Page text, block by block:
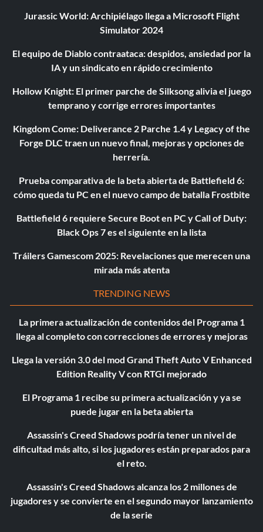
Jurassic World: Archipiélago llega a Microsoft Flight
Simulator 2024
El equipo de Diablo contraataca: despidos, ansiedad por la
IA y un sindicato en rápido crecimiento
Hollow Knight: El primer parche de Silksong alivia el juego
temprano y corrige errores importantes
Kingdom Come: Deliverance 2 Parche 1.4 y Legacy of the
Forge DLC traen un nuevo final, mejoras y opciones de
herrería.
Prueba comparativa de la beta abierta de Battlefield 6:
cómo queda tu PC en el nuevo campo de batalla Frostbite
Battlefield 6 requiere Secure Boot en PC y Call of Duty:
Black Ops 7 es el siguiente en la lista
Tráilers Gamescom 2025: Revelaciones que merecen una
mirada más atenta
TRENDING NEWS
La primera actualización de contenidos del Programa 1
llega al completo con correcciones de errores y mejoras
Llega la versión 3.0 del mod Grand Theft Auto V Enhanced
Edition Reality V con RTGI mejorado
El Programa 1 recibe su primera actualización y ya se
puede jugar en la beta abierta
Assassin's Creed Shadows podría tener un nivel de
dificultad más alto, si los jugadores están preparados para
el reto.
Assassin's Creed Shadows alcanza los 2 millones de
jugadores y se convierte en el segundo mayor lanzamiento
de la serie